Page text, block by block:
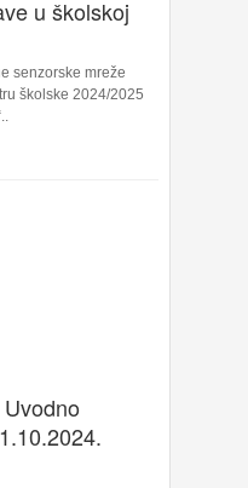
u školskoj
senzorske mreže
školske 2024/2025